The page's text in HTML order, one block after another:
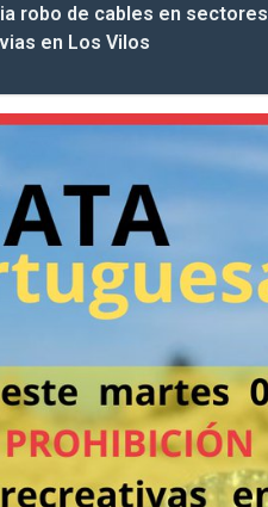
robo de cables en sectores
en Los Vilos